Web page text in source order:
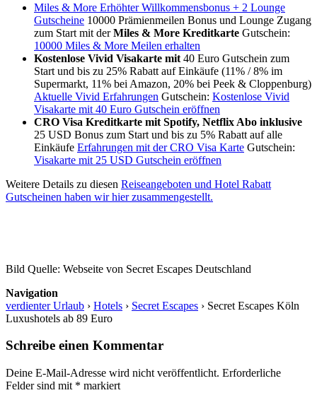
Miles & More Erhöhter Willkommensbonus + 2 Lounge
Gutscheine 10000 Prämienmeilen Bonus und Lounge Zugang
zum Start mit derMiles & More Kreditkarte Gutschein:
10000 Miles & More Meilen erhalten
Kostenlose Vivid Visakarte mit 40 Euro Gutschein zum
Start und bis zu 25% Rabatt auf Einkäufe (11% / 8% im
Supermarkt, 11% bei Amazon, 20% bei Peek & Cloppenburg)
Aktuelle Vivid Erfahrungen Gutschein: Kostenlose Vivid
Visakarte mit 40 Euro Gutschein eröffnen
CRO Visa Kreditkarte mit Spotify, Netflix Abo inklusive
25 USD Bonus zum Start und bis zu 5% Rabatt auf alle
Einkäufe Erfahrungen mit der CRO Visa Karte Gutschein:
Visakarte mit 25 USD Gutschein eröffnen
Weitere Details zu diesen Reiseangeboten und Hotel Rabatt
Gutscheinen haben wir hier zusammengestellt.
Bild Quelle: Webseite von Secret Escapes Deutschland
Navigation
verdienter Urlaub › Hotels › Secret Escapes › Secret Escapes Köln
Luxushotels ab 89 Euro
Schreibe einen Kommentar
Deine E-Mail-Adresse wird nicht veröffentlicht. Erforderliche
Felder sind mit * markiert